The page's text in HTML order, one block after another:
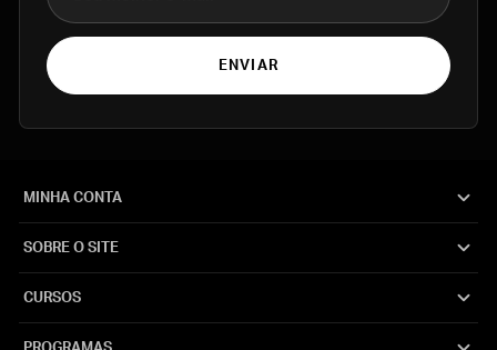
ENVIAR
MINHA CONTA
SOBRE O SITE
CURSOS